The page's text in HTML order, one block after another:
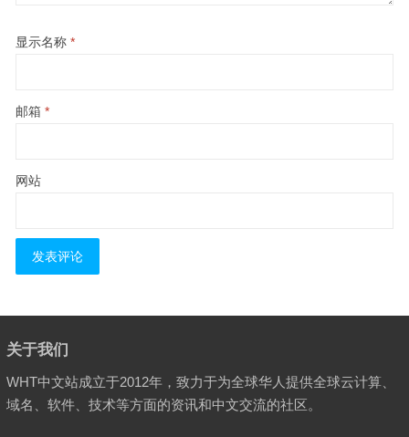
显示名称 *
邮箱 *
网站
关于我们
WHT中文站成立于2012年，致力于为全球华人提供全球云计算、
域名、软件、技术等方面的资讯和中文交流的社区。